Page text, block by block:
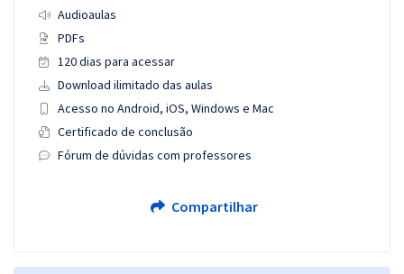
Audioaulas
PDFs
120 dias para acessar
Download ilimitado das aulas
Acesso no Android, iOS, Windows e Mac
Certificado de conclusão
Fórum de dúvidas com professores
Compartilhar